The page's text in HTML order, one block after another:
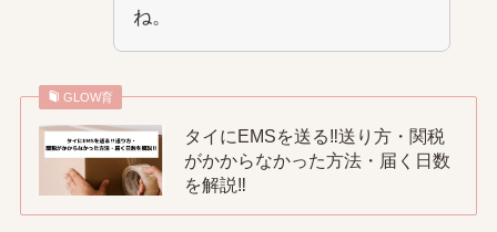
ね。
GLOW育
タイにEMSを送る‼送り方・関税
がかからなかった方法・届く日数
を解説‼